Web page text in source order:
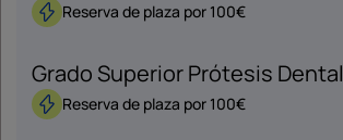
Reserva de plaza por 100€
Grado Superior Prótesis Dental
Reserva de plaza por 100€